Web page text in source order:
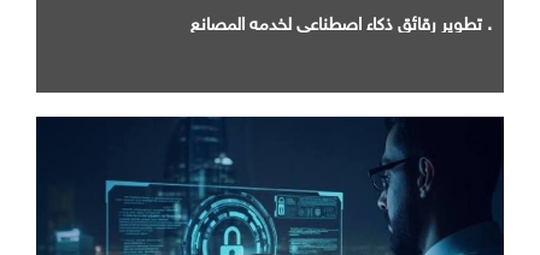
. تطوير رقائق ذكاء اصطناعي لخدمه المصانع